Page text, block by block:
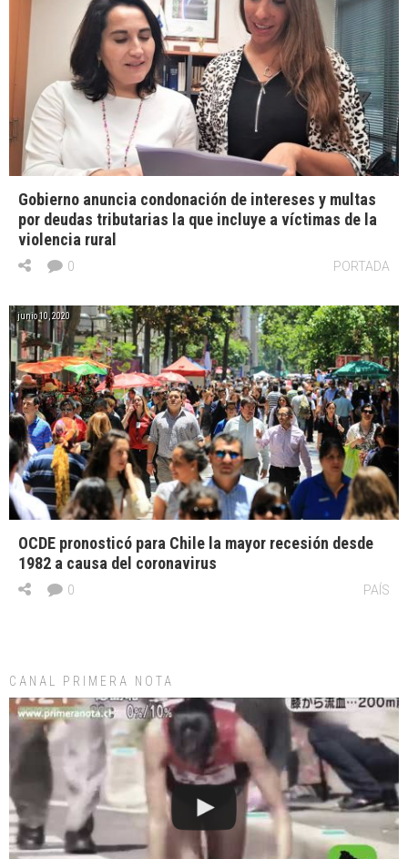
Gobierno anuncia condonación de intereses y multas
por deudas tributarias la que incluye a víctimas de la
violencia rural
PORTADA
0
junio 10, 2020
OCDE pronosticó para Chile la mayor recesión desde
1982 a causa del coronavirus
PAÍS
0
CANAL PRIMERA NOTA